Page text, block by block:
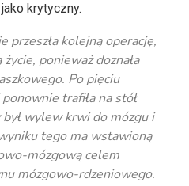
krytyczny.
przeszła kolejną operację,
ponieważ doznała
Po pięciu
trafiła na stół
wylew krwi do mózgu i
tego ma wstawioną
mózgową celem
mózgowo-rdzeniowego.